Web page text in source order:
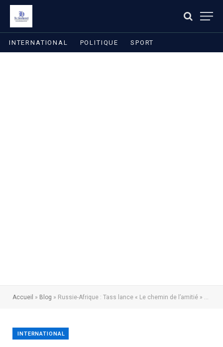
INTERNATIONAL POLITIQUE SPORT
Accueil » Blog » Russie-Afrique : Tass lance « Le chemin de l’amitié » pour renforcer les liens médiatiques avec le continent
INTERNATIONAL